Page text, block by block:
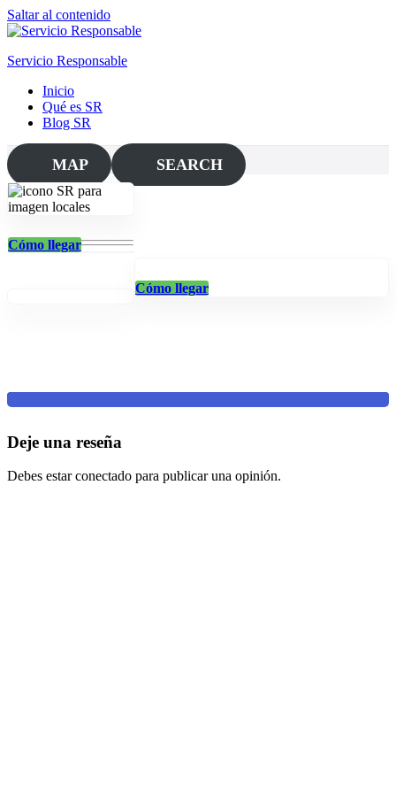
Saltar al contenido
Servicio Responsable
Inicio
Qué es SR
Blog SR
MAP SEARCH
Cómo llegar
Cómo llegar
Deje una reseña
Debes estar conectado para publicar una opinión.